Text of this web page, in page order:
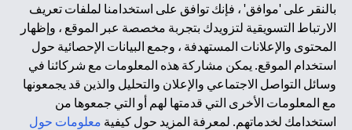
بالنقر على 'موافق' ، فإنك توافق على استخدامنا لملفات تعريف
الارتباط التسويقية لتزويدك بتجربة مخصصة عبر الموقع ، وإظهار
المحتوى والإعلانات المستهدفة ، وجمع البيانات الإحصائية حول
استخدام الموقع. يمكن مشاركة هذه المعلومات مع شركائنا في
وسائل التواصل الاجتماعي والإعلان والتحليل والذين قد يجمعونها
مع المعلومات الأخرى التي قدمتها لهم أو التي جمعوها من
استخدامك لخدماتهم. لمعرفة المزيد حول كيفية معلومات حول
أرقام التراخيص 202563 لفرع الوصل في دبي، 531989 لفرع مول
الإمارات في دبي، و CN-1002019 لفرع أبوظبي. هاتف: 4000 311 04.
فرع سيتي بنك إن إيه - الإمارات العربية المتحدة مرخص من مصرف
الإمارات العربية المتحدة المركزي كفرع لبنك أجنبي.
سيتي بنك إن إيه الإمارات العربية المتحدة مرخص من هيئة الأوراق المالية
والسلع في الإمارات العربية المتحدة ("SCA") للقيام بالنشاط المالي لـ أ)
الاستشارات المالية والتعريف والترويج بموجب ترخيص رقم